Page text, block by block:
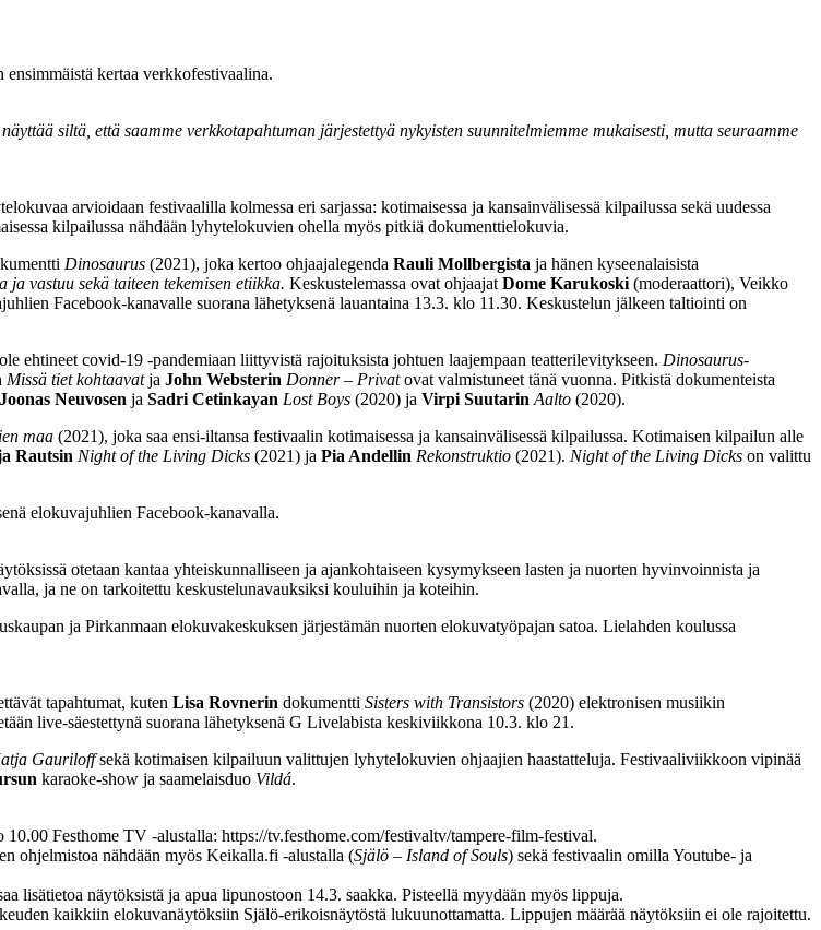
kertaa verkkofestivaalina.
siltä, että saamme verkkotapahtuman järjestettyä nykyisten suunnitelmiemme mukaisesti, mutta seuraamme
arvioidaan festivaalilla kolmessa eri sarjassa: kotimaisessa ja kansainvälisessä kilpailussa sekä uudessa
kilpailussa nähdään lyhytelokuvien ohella myös pitkiä dokumenttielokuvia.
Dinosaurus (2021), joka kertoo ohjaajalegenda Rauli Mollbergista ja hänen kyseenalaisista
ja vastuu sekä taiteen tekemisen etiikka. Keskustelemassa ovat ohjaajat Dome Karukoski (moderaattori), Veikko
Facebook-kanavalle suorana lähetyksenä lauantaina 13.3. klo 11.30. Keskustelun jälkeen taltiointi on
covid-19 -pandemiaan liittyvistä rajoituksista johtuen laajempaan teatterilevitykseen. Dinosaurus-
Missä tiet kohtaavatja John Websterin Donner – Privatovat valmistuneet tänä vuonna. Pitkistä dokumenteista
Joonas Neuvosen ja Sadri Cetinkayan Lost Boys (2020) ja Virpi Suutarin Aalto (2020).
maa (2021), joka saa ensi-iltansa festivaalin kotimaisessa ja kansainvälisessä kilpailussa. Kotimaisen kilpailun alle
Rautsin Night of the Living Dicks (2021) ja Pia Andellin Rekonstruktio (2021). Night of the Living Dicks on valittu
elokuvajuhlien Facebook-kanavalla.
otetaan kantaa yhteiskunnalliseen ja ajankohtaiseen kysymykseen lasten ja nuorten hyvinvoinnista ja
ja ne on tarkoitettu keskustelunavauksiksi kouluihin ja koteihin.
ja Pirkanmaan elokuvakeskuksen järjestämän nuorten elokuvatyöpajan satoa. Lielahden koulussa
tapahtumat, kuten Lisa Rovnerin dokumentti Sisters with Transistors (2020) elektronisen musiikin
live-säestettynä suorana lähetyksenä G Livelabista keskiviikkona 10.3. klo 21.
Gauriloffsekä kotimaisen kilpailuun valittujen lyhytelokuvien ohjaajien haastatteluja. Festivaaliviikkoon vipinää
karaoke-show ja saamelaisduo Vildá.
Festhome TV -alustalla: https://tv.festhome.com/festivaltv/tampere-film-festival.
ohjelmistoa nähdään myös Keikalla.fi -alustalla (Själö – Island of Souls) sekä festivaalin omilla Youtube- ja
lisätietoa näytöksistä ja apua lipunostoon 14.3. saakka. Pisteellä myydään myös lippuja.
kaikkiin elokuvanäytöksiin Själö-erikoisnäytöstä lukuunottamatta. Lippujen määrää näytöksiin ei ole rajoitettu.